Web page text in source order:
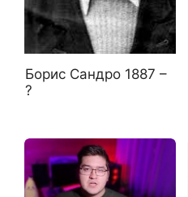
Борис Сандро 1887 –
?